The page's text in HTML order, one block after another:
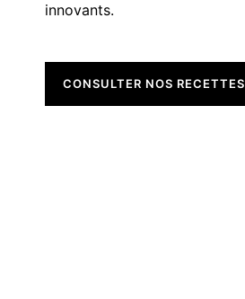
innovants.
CONSULTER NOS RECETTES